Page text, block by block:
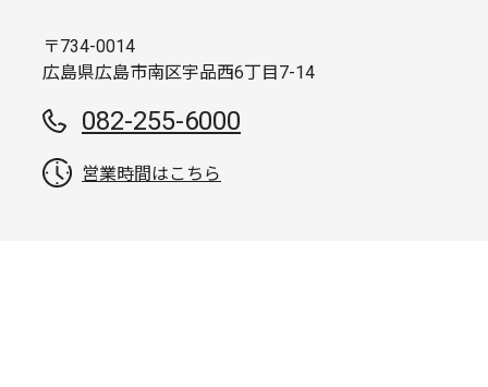
〒734-0014
広島県広島市南区宇品西6丁目7-14
082-255-6000
営業時間はこちら